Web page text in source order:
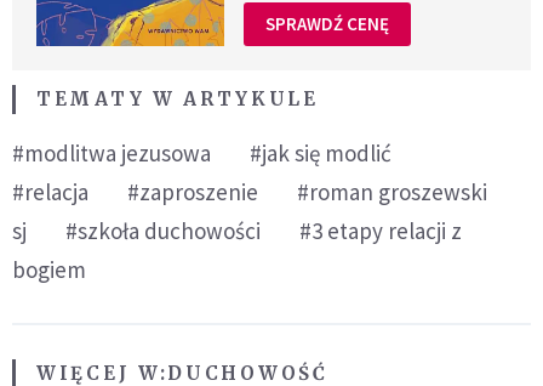
SPRAWDŹ CENĘ
TEMATY W ARTYKULE
#modlitwa jezusowa
#jak się modlić
#relacja
#zaproszenie
#roman groszewski
sj
#szkoła duchowości
#3 etapy relacji z
bogiem
WIĘCEJ W:DUCHOWOŚĆ